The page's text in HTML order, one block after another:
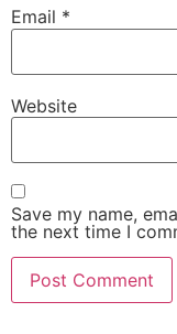
Email *
Website
Save my name,
the next time I